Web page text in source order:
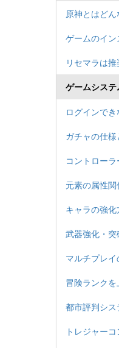
原神とはど
ゲームのイ
リセマラは
ゲームシステ
ログインで
ガチャの仕
コントロー
元素の属性
キャラの強
武器強化・突
マルチプレ
冒険ランク
都市評判シ
トレジャー